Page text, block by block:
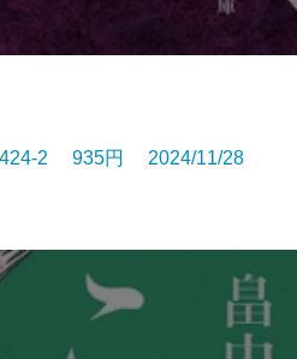
2 935円 2024/11/28